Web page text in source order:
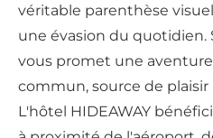
véritable parenthèse
une évasion du quotidien.
vous promet une
commun, source de
L'hôtel HIDEAWAY